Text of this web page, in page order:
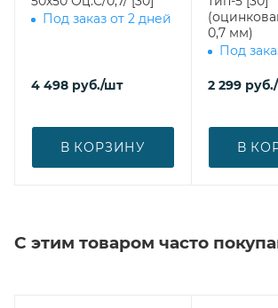
Под заказ от 2 дней
4 498 руб./шт
В КОРЗИНУ
0,7 мм)
Под
2 299 руб.
В
С этим товаром часто